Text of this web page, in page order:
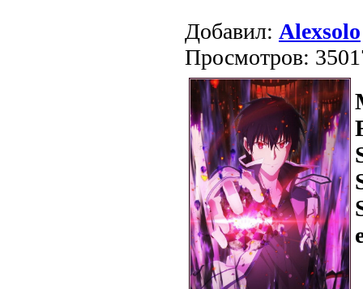
Добавил: Alexsolo
Просмотров: